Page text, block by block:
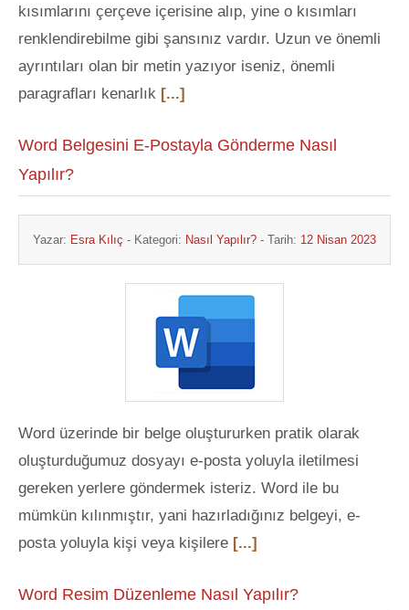
kısımlarını çerçeve içerisine alıp, yine o kısımları
renklendirebilme gibi şansınız vardır. Uzun ve önemli
ayrıntıları olan bir metin yazıyor iseniz, önemli
paragrafları kenarlık [...]
Word Belgesini E-Postayla Gönderme Nasıl
Yapılır?
Yazar: Esra Kılıç - Kategori: Nasıl Yapılır? - Tarih: 12 Nisan 2023
Word üzerinde bir belge oluştururken pratik olarak
oluşturduğumuz dosyayı e-posta yoluyla iletilmesi
gereken yerlere göndermek isteriz. Word ile bu
mümkün kılınmıştır, yani hazırladığınız belgeyi, e-
posta yoluyla kişi veya kişilere [...]
Word Resim Düzenleme Nasıl Yapılır?